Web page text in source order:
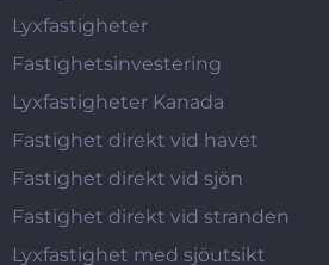
Lyxfastigheter
Fastighetsinvestering
Lyxfastigheter Kanada
Fastighet direkt vid havet
Fastighet direkt vid sjön
Fastighet direkt vid stranden
Lyxfastighet med sjöutsikt